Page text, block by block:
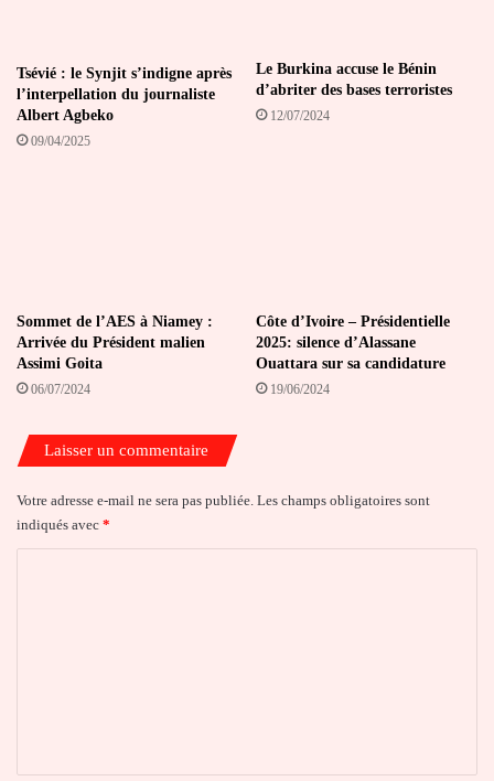
Tsévié : le Synjit s’indigne après
l’interpellation du journaliste
Albert Agbeko
09/04/2025
Le Burkina accuse le Bénin
d’abriter des bases terroristes
12/07/2024
Sommet de l’AES à Niamey :
Arrivée du Président malien
Assimi Goita
06/07/2024
Côte d’Ivoire – Présidentielle
2025: silence d’Alassane
Ouattara sur sa candidature
19/06/2024
Laisser un commentaire
Votre adresse e-mail ne sera pas publiée. Les champs obligatoires sont
indiqués avec *